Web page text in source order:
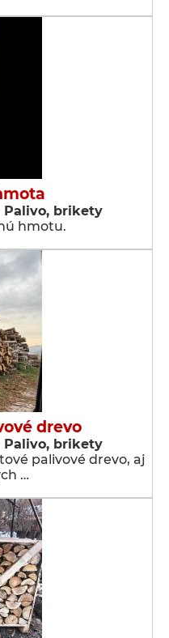
Palivo, brikety
hmotu.
drevo
Palivo, brikety
palivové drevo, aj
…